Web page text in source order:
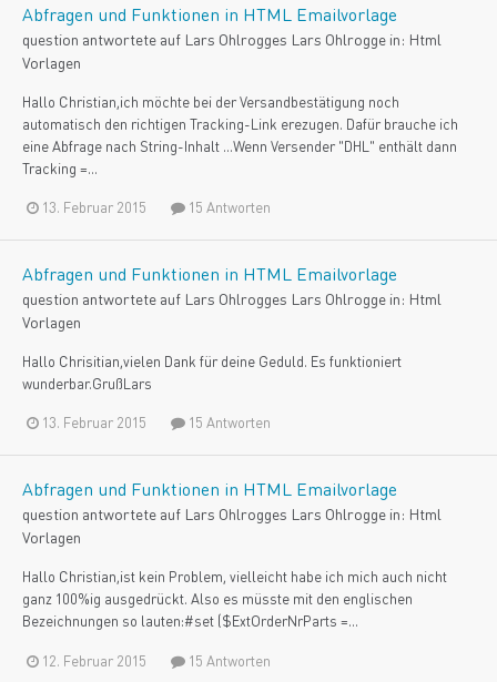
Abfragen und Funktionen in HTML Emailvorlage
question antwortete auf Lars Ohlrogges Lars Ohlrogge in: Html
Vorlagen
Hallo Christian,ich möchte bei der Versandbestätigung noch
automatisch den richtigen Tracking-Link erezugen. Dafür brauche ich
eine Abfrage nach String-Inhalt ...Wenn Versender "DHL" enthält dann
Tracking =...
13. Februar 2015 15 Antworten
Abfragen und Funktionen in HTML Emailvorlage
question antwortete auf Lars Ohlrogges Lars Ohlrogge in: Html
Vorlagen
Hallo Chrisitian,vielen Dank für deine Geduld. Es funktioniert
wunderbar.GrußLars
13. Februar 2015 15 Antworten
Abfragen und Funktionen in HTML Emailvorlage
question antwortete auf Lars Ohlrogges Lars Ohlrogge in: Html
Vorlagen
Hallo Christian,ist kein Problem, vielleicht habe ich mich auch nicht
ganz 100%ig ausgedrückt. Also es müsste mit den englischen
Bezeichnungen so lauten:#set ($ExtOrderNrParts =...
12. Februar 2015 15 Antworten